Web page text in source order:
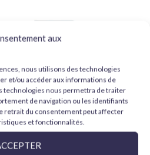
aux
nous utilisons des technologies
et/ou accéder aux informations de
technologies nous permettra de traiter
de navigation ou les identifiants
retrait du consentement peut affecter
et fonctionnalités.
EN RUPTURE DE
STOCK
A.MIG-2057